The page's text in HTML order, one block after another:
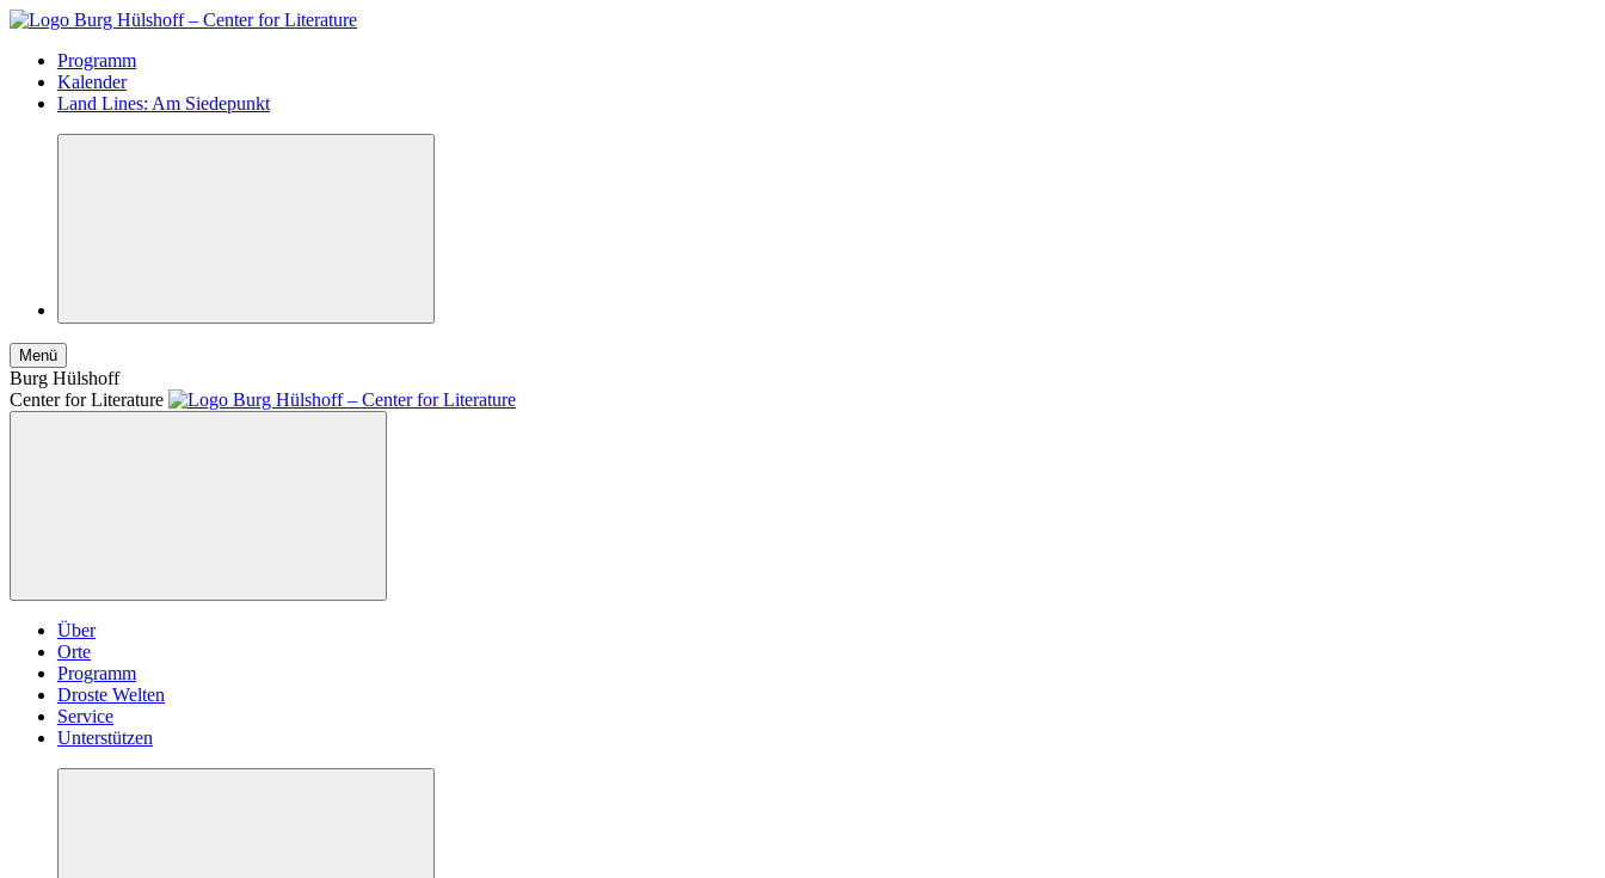
Programm
Kalender
Land Lines: Am Siedepunkt
Menü
Burg Hülshoff
Center for Literature
Über
Orte
Programm
Droste Welten
Service
Unterstützen